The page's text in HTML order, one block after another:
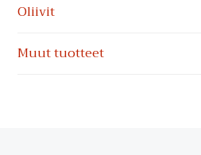
Oliivit
Muut tuotteet